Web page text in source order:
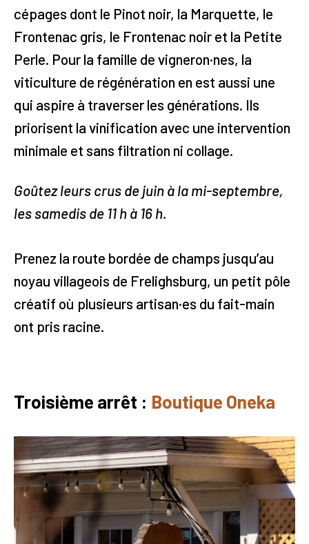
cépages dont le Pinot noir, la Marquette, le
Frontenac gris, le Frontenac noir et la Petite
Perle. Pour la famille de vigneron·nes, la
viticulture de régénération en est aussi une
qui aspire à traverser les générations. Ils
priorisent la vinification avec une intervention
minimale et sans filtration ni collage.
Goûtez leurs crus de juin à la mi-septembre,
les samedis de 11 h à 16 h.
Prenez la route bordée de champs jusqu’au
noyau villageois de Frelighsburg, un petit pôle
créatif où plusieurs artisan·es du fait-main
ont pris racine.
Troisième arrêt : Boutique Oneka